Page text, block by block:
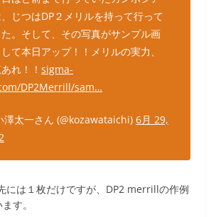
じつはDP２メリルを持って行って
た。そして、その写真がサンプル画
て本日アップ！！メリルの実力、
れ！！ sigma-
DP2Merrill/sam…
太一さん (@kozawataichi) 6月 29,
には１枚だけですが、DP2 merrillの作例
す。